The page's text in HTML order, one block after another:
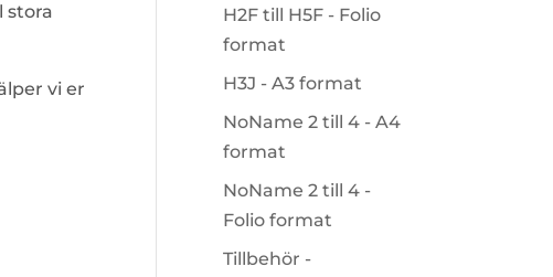
stora
vi er
H2F till H5F - Folio
format
H3J - A3 format
NoName 2 till 4 - A4
format
NoName 2 till 4 -
Folio format
Tillbehör -